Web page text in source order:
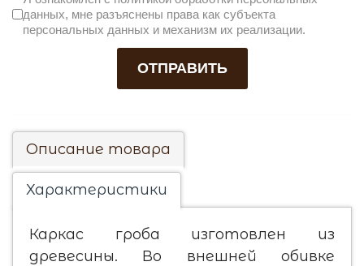
данных, мне разъяснены права как субъекта
персональных данных и механизм их реализации.
ОТПРАВИТЬ
Описание товара
Характеристики
Каркас гроба изготовлен из
древесины. Во внешней обивке